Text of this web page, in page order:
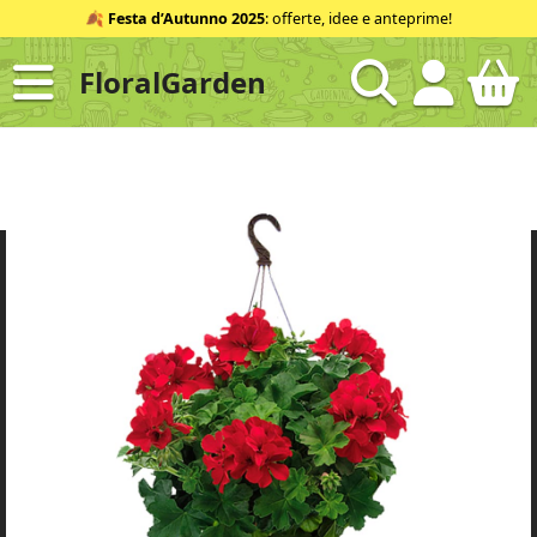
al
contenuto
ID
🍂 Festa d’Autunno 2025: offerte, idee e anteprime!
FloralGarden